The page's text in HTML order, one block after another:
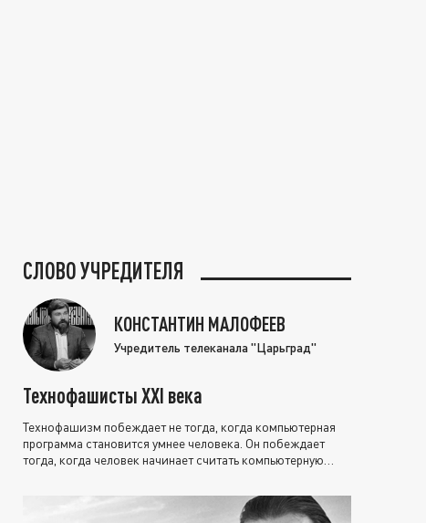
СЛОВО УЧРЕДИТЕЛЯ
КОНСТАНТИН МАЛОФЕЕВ
Учредитель телеканала "Царьград"
Технофашисты XXI века
Технофашизм побеждает не тогда, когда компьютерная
программа становится умнее человека. Он побеждает
тогда, когда человек начинает считать компьютерную